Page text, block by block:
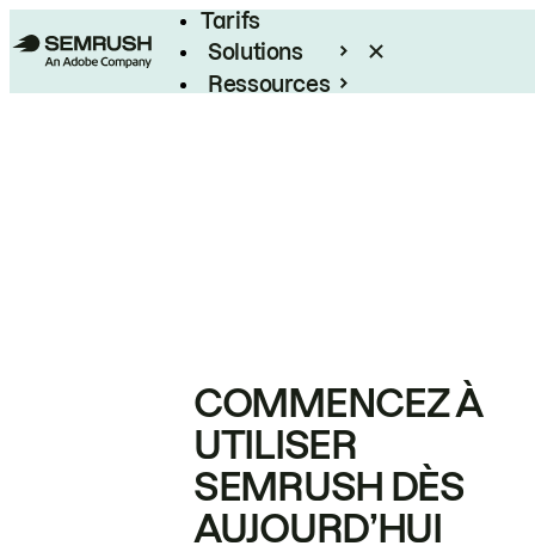
Tarifs
Solutions
Ressources
COMMENCEZ À
UTILISER
SEMRUSH DÈS
AUJOURD’HUI